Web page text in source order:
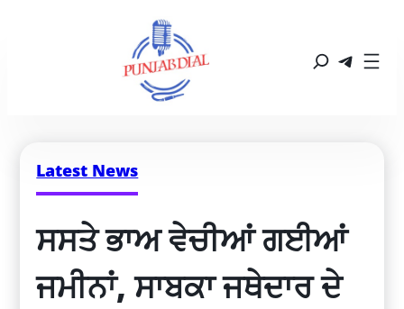
Latest News
ਸਸਤੇ ਭਾਅ ਵੇਚੀਆਂ ਗਈਆਂ
ਜਮੀਨਾਂ, ਸਾਬਕਾ ਜਥੇਦਾਰ ਦੇ